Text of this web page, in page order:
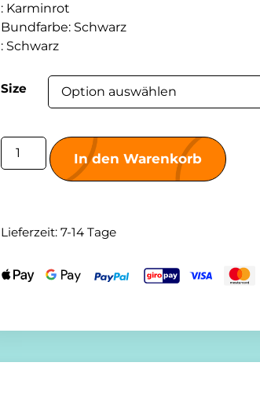
: Karminrot
Bundfarbe: Schwarz
: Schwarz
Size
In den Warenkorb
Lieferzeit: 7-14 Tage